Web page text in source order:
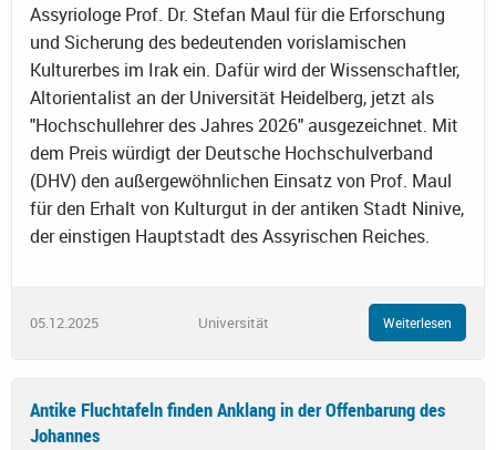
Assyriologe Prof. Dr. Stefan Maul für die Erforschung
und Sicherung des bedeutenden vorislamischen
Kulturerbes im Irak ein. Dafür wird der Wissenschaftler,
Altorientalist an der Universität Heidelberg, jetzt als
"Hochschullehrer des Jahres 2026" ausgezeichnet. Mit
dem Preis würdigt der Deutsche Hochschulverband
(DHV) den außergewöhnlichen Einsatz von Prof. Maul
für den Erhalt von Kulturgut in der antiken Stadt Ninive,
der einstigen Hauptstadt des Assyrischen Reiches.
05.12.2025 Universität Weiterlesen
Antike Fluchtafeln finden Anklang in der Offenbarung des
Johannes